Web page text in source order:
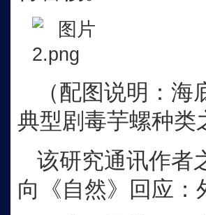
（配图说明：
典型剧毒芋螺种类
该研究通讯作者
向《自然》回应：